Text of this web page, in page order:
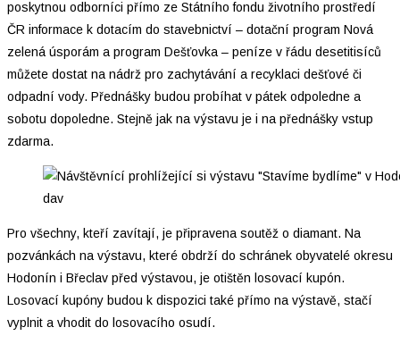
poskytnou odborníci přímo ze Státního fondu životního prostředí
ČR informace k dotacím do stavebnictví – dotační program Nová
zelená úsporám a program Dešťovka – peníze v řádu desetitisíců
můžete dostat na nádrž pro zachytávání a recyklaci dešťové či
odpadní vody. Přednášky budou probíhat v pátek odpoledne a
sobotu dopoledne. Stejně jak na výstavu je i na přednášky vstup
zdarma.
dav
Pro všechny, kteří zavítají, je připravena soutěž o diamant. Na
pozvánkách na výstavu, které obdrží do schránek obyvatelé okresu
Hodonín i Břeclav před výstavou, je otištěn losovací kupón.
Losovací kupóny budou k dispozici také přímo na výstavě, stačí
vyplnit a vhodit do losovacího osudí.